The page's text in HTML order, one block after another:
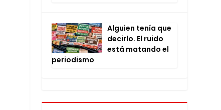
Alguien tenía que
decir­lo. El rui­do
está matan­do el
perio­dis­mo